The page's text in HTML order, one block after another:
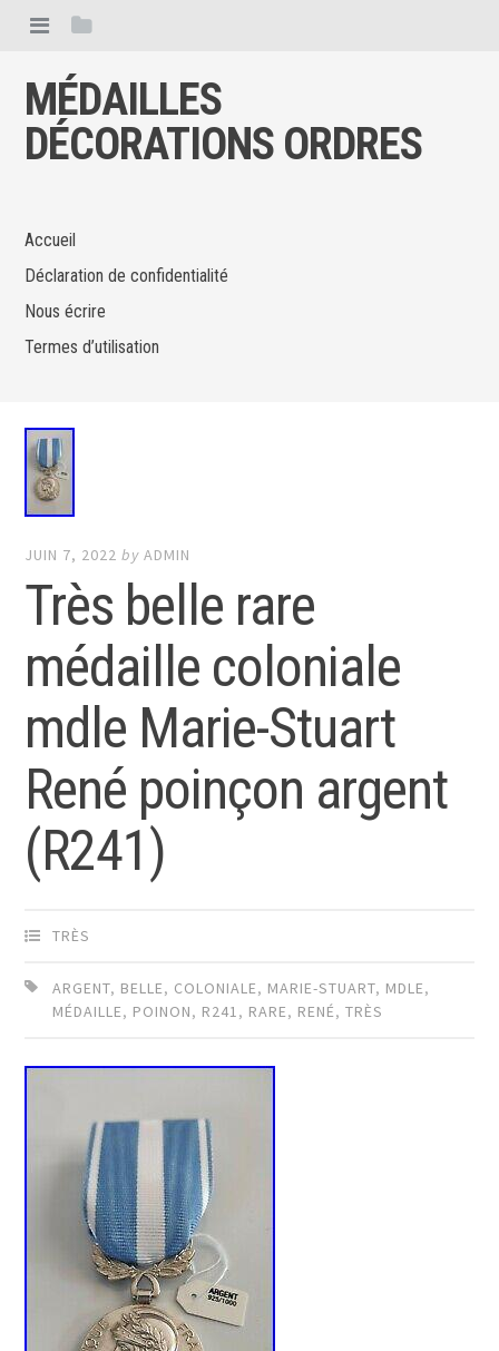
MÉDAILLES
DÉCORATIONS ORDRES
Accueil
Déclaration de confidentialité
Nous écrire
Termes d’utilisation
JUIN 7, 2022 byADMIN
Très belle rare
médaille coloniale
mdle Marie-Stuart
René poinçon argent
(R241)
TRÈS
ARGENT, BELLE, COLONIALE, MARIE-STUART, MDLE,
MÉDAILLE, POINON, R241, RARE, RENÉ,TRÈS